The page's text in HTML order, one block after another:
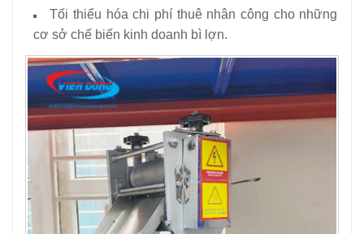
Tối thiểu hóa chi phí thuê nhân công cho những
cơ sở chế biến kinh doanh bì lợn.